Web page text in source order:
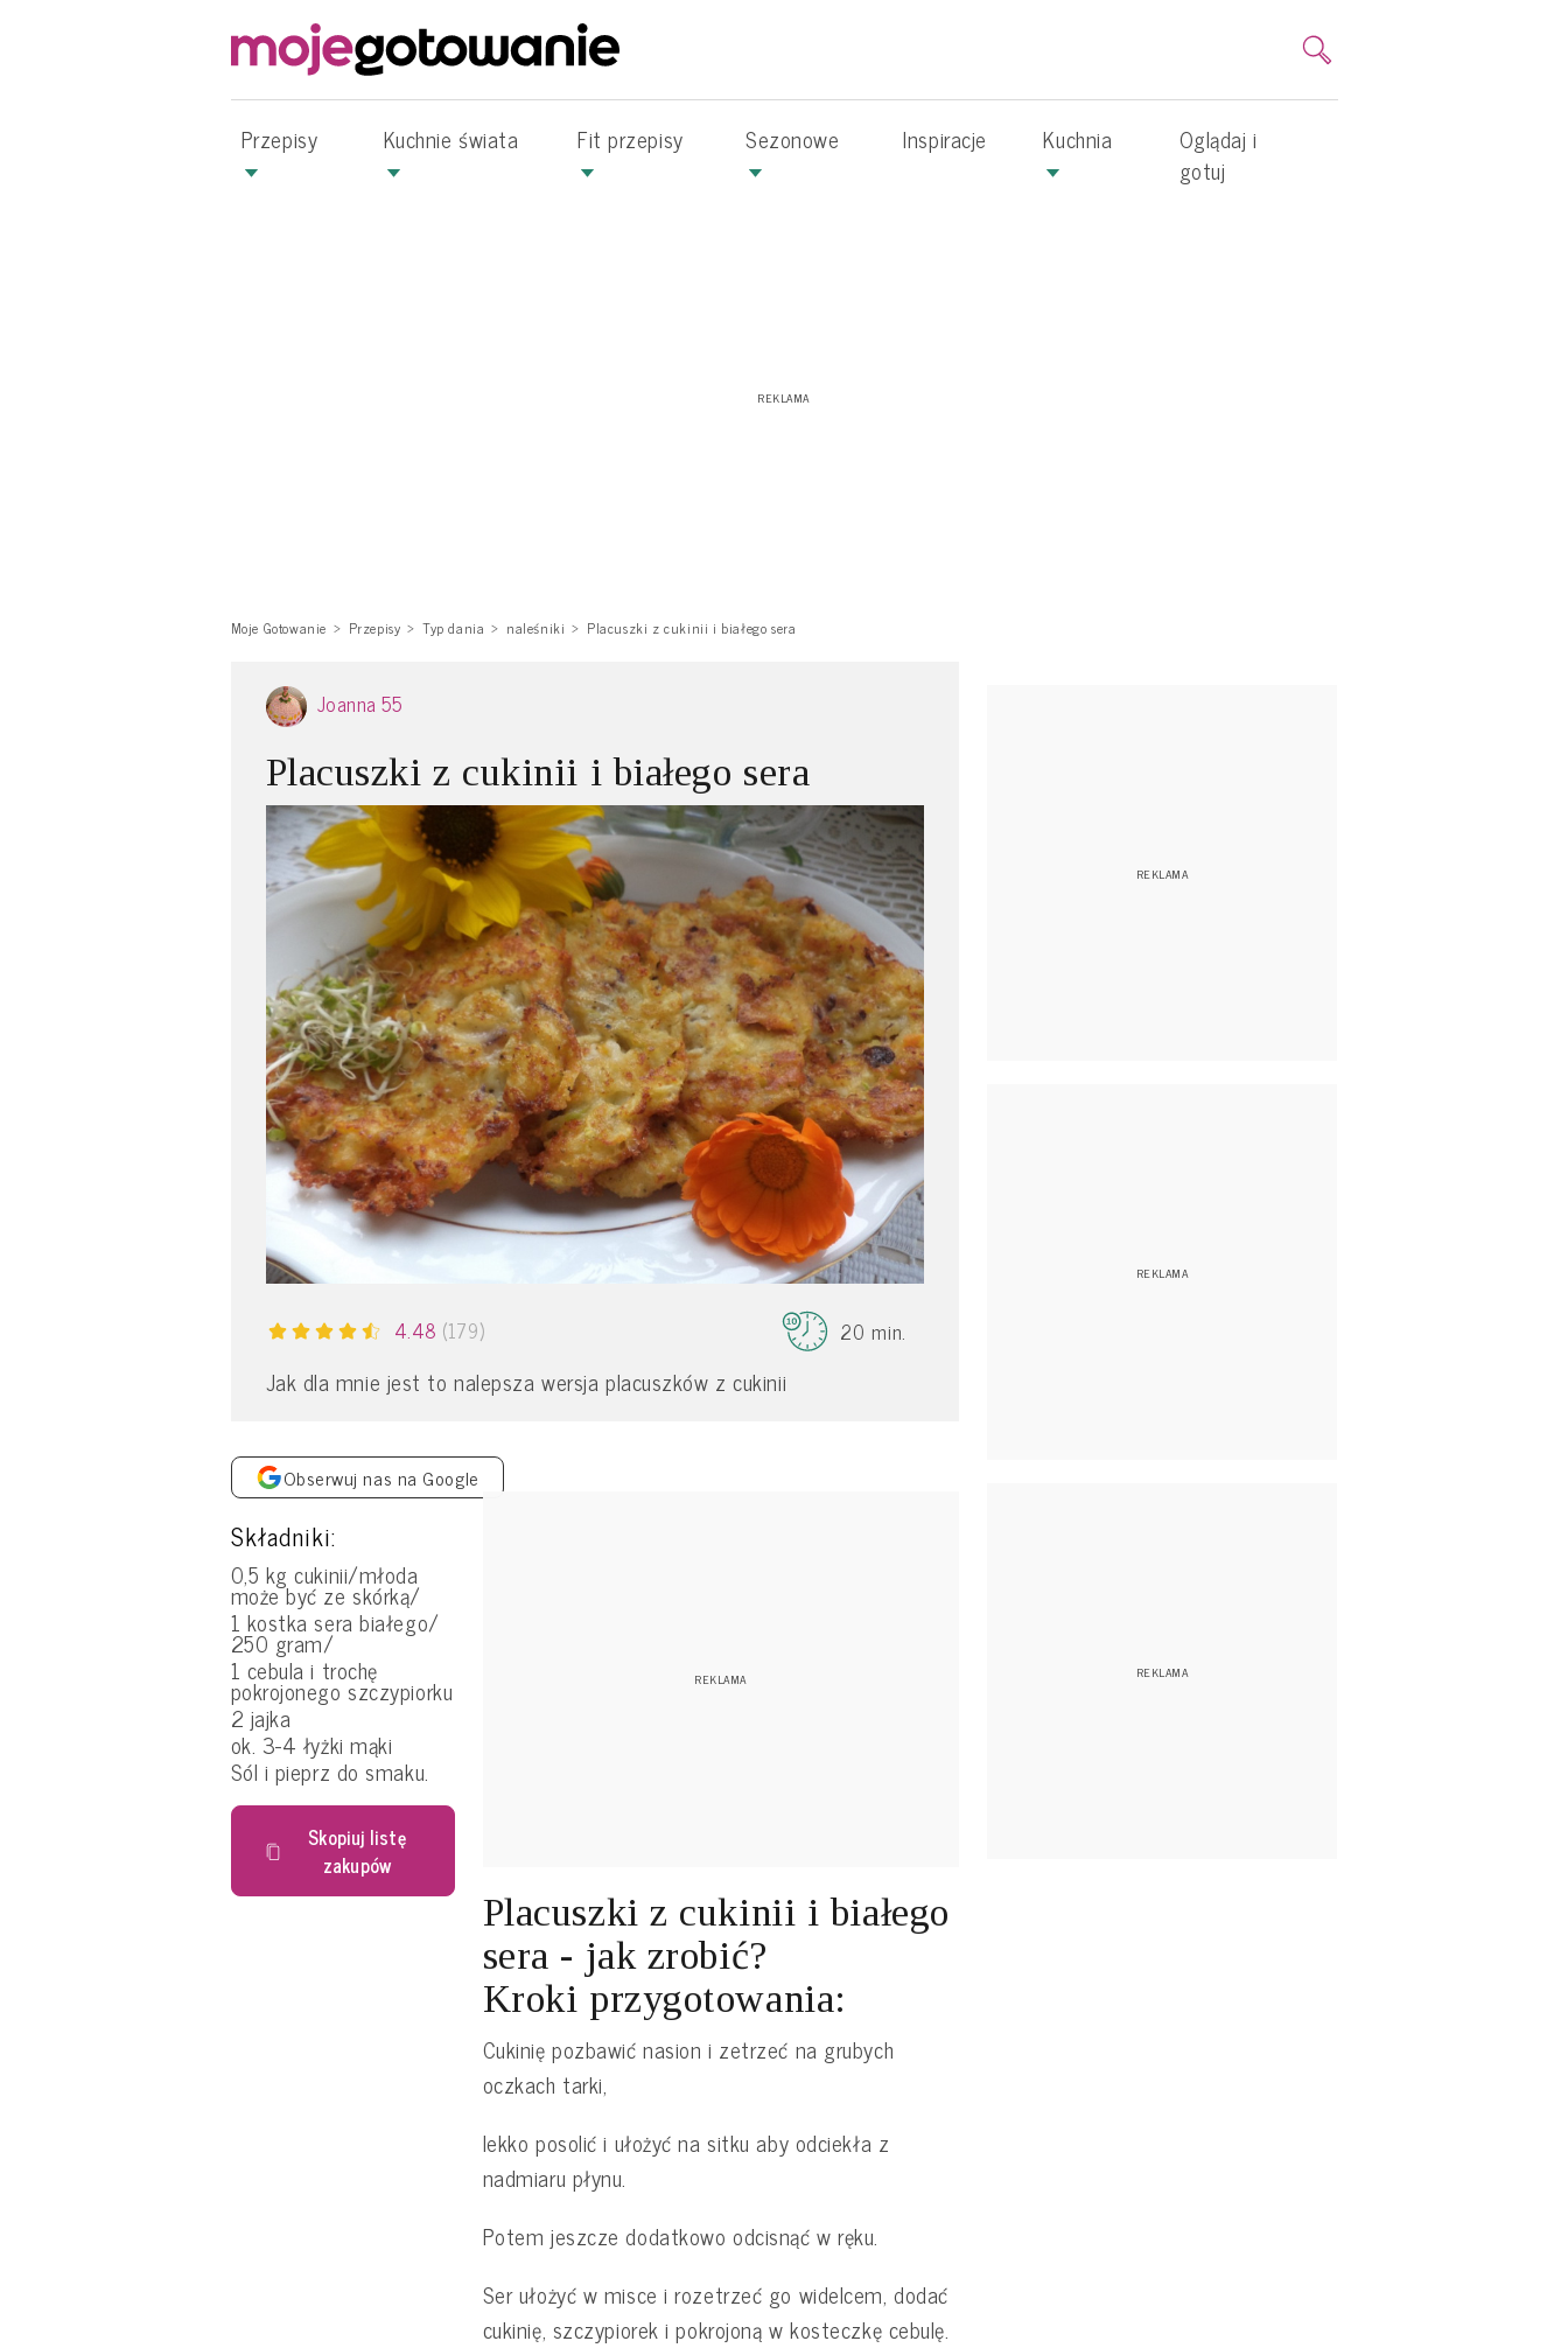
Przepisy Kuchnie świata Fit przepisy Sezonowe Inspiracje Kuchnia
Oglądaj i
gotuj
Moje Gotowanie Przepisy Typ dania naleśniki Placuszki z cukinii i białego sera
Joanna 55
Placuszki z cukinii i białego sera
4.48 (179) 20 min.
Jak dla mnie jest to nalepsza wersja placuszków z cukinii
Obserwuj nas na Google
Składniki:
0,5 kg cukinii/młoda
może być ze skórką/
1 kostka sera białego/
250 gram/
1 cebula i trochę
pokrojonego szczypiorku
2 jajka
ok. 3-4 łyżki mąki
Sól i pieprz do smaku.
Skopiuj listę
zakupów
Placuszki z cukinii i białego
sera - jak zrobić?
Kroki przygotowania:
Cukinię pozbawić nasion i zetrzeć na grubych
oczkach tarki,
lekko posolić i ułożyć na sitku aby odciekła z
nadmiaru płynu.
Potem jeszcze dodatkowo odcisnąć w ręku.
Ser ułożyć w misce i rozetrzeć go widelcem, dodać
cukinię, szczypiorek i pokrojoną w kosteczkę cebulę.